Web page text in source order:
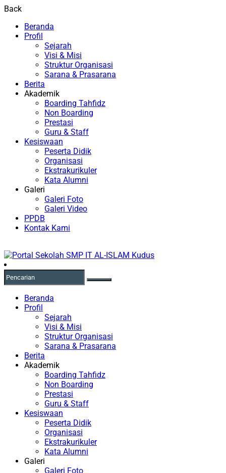
Back
Beranda
Profil
Sejarah
Visi & Misi
Struktur Organisasi
Sarana & Prasarana
Berita
Akademik
Boarding Tahfidz
Non Boarding
Prestasi
Guru & Staff
Kesiswaan
Peserta Didik
Organisasi
Ekstrakurikuler
Kata Alumni
Galeri
Galeri Foto
Galeri Video
PPDB
Kontak Kami
Beranda
Profil
Sejarah
Visi & Misi
Struktur Organisasi
Sarana & Prasarana
Berita
Akademik
Boarding Tahfidz
Non Boarding
Prestasi
Guru & Staff
Kesiswaan
Peserta Didik
Organisasi
Ekstrakurikuler
Kata Alumni
Galeri
Galeri Foto